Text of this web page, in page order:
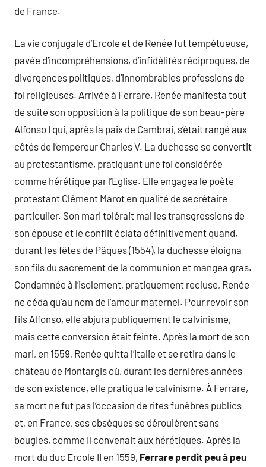
de France.
La vie conjugale d’Ercole et de Renée fut tempétueuse,
pavée d’incompréhensions, d’infidélités réciproques, de
divergences politiques, d’innombrables professions de
foi religieuses. Arrivée à Ferrare, Renée manifesta tout
de suite son opposition à la politique de son beau-père
Alfonso I qui, après la paix de Cambrai, s’était rangé aux
côtés de l’empereur Charles V. La duchesse se convertit
au protestantisme, pratiquant une foi considérée
comme hérétique par l’Eglise. Elle engagea le poète
protestant Clément Marot en qualité de secrétaire
particulier. Son mari tolérait mal les transgressions de
son épouse et le conflit éclata définitivement quand,
durant les fêtes de Pâques (1554), la duchesse éloigna
son fils du sacrement de la communion et mangea gras.
Condamnée à l’isolement, pratiquement recluse, Renée
ne céda qu’au nom de l’amour maternel. Pour revoir son
fils Alfonso, elle abjura publiquement le calvinisme,
mais cette conversion était feinte. Après la mort de son
mari, en 1559, Renée quitta l’Italie et se retira dans le
château de Montargis où, durant les dernières années
de son existence, elle pratiqua le calvinisme. À Ferrare,
sa mort ne fut pas l’occasion de rites funèbres publics
et, en France, ses obsèques se déroulèrent sans
bougies, comme il convenait aux hérétiques. Après la
mort du duc Ercole II en 1559, Ferrare perdit peu à peu